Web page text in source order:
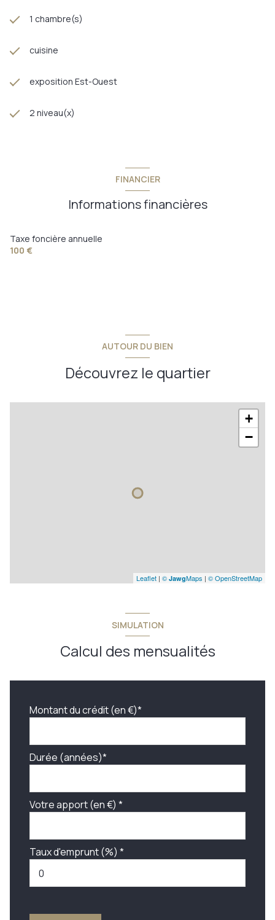
1 chambre(s)
cuisine
exposition Est-Ouest
2 niveau(x)
FINANCIER
Informations financières
Taxe foncière annuelle
100 €
AUTOUR DU BIEN
Découvrez le quartier
+
−
Leaflet | © JawgMaps | © OpenStreetMap
SIMULATION
Calcul des mensualités
Montant du crédit (en €)*
Durée (années)*
Votre apport (en €) *
Taux d'emprunt (%) *